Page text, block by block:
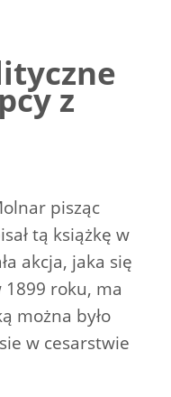
z
pisząc
tą książkę w
akcja, jaka się
1899 roku, ma
można było
w cesarstwie